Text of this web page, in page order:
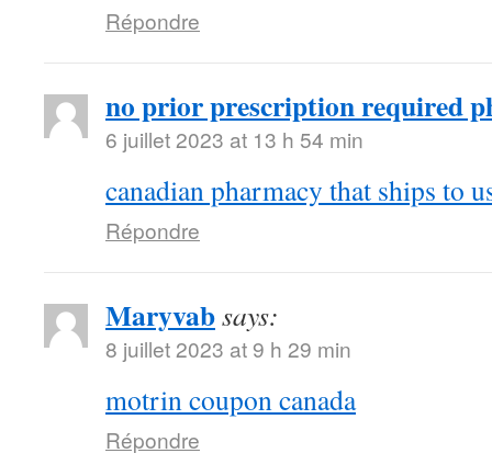
Répondre
no prior prescription required
6 juillet 2023 at 13 h 54 min
canadian pharmacy that ships to
Répondre
Maryvabsays:
8 juillet 2023 at 9 h 29 min
motrin coupon canada
Répondre